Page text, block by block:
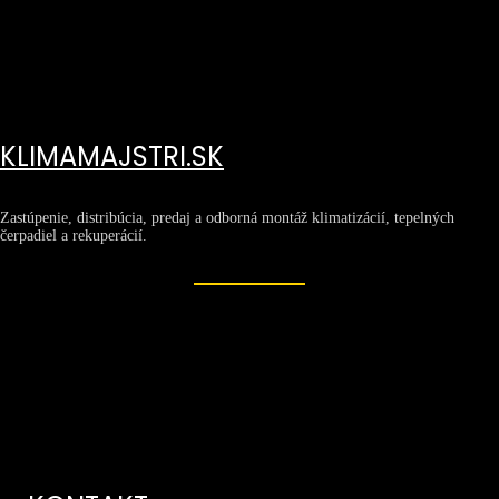
KLIMAMAJSTRI.SK
Zastúpenie, distribúcia, predaj a odborná montáž klimatizácií, tepelných
čerpadiel a rekuperácií.